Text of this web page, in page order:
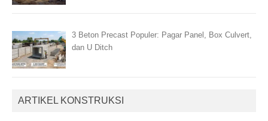
3 Beton Precast Populer: Pagar Panel, Box Culvert,
dan U Ditch
ARTIKEL KONSTRUKSI